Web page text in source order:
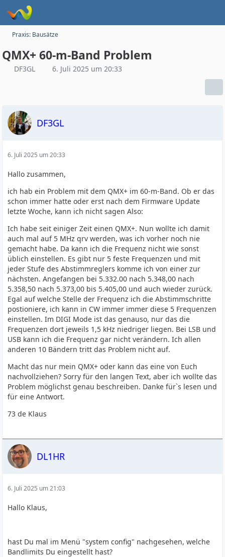
Praxis: Bausätze
QMX+ 60-m-Band Problem
DF3GL 6. Juli 2025 um 20:33
DF3GL
6. Juli 2025 um 20:33
Hallo zusammen,
ich hab ein Problem mit dem QMX+ im 60-m-Band. Ob er das
schon immer hatte oder erst nach dem Firmware Update
letzte Woche, kann ich nicht sagen Also:
Ich habe seit einiger Zeit einen QMX+. Nun wollte ich damit
auch mal auf 5 MHz qrv werden, was ich vorher noch nie
gemacht habe. Da kann ich die Frequenz nicht wie sonst
üblich einstellen. Es gibt nur 5 feste Frequenzen und mit
jeder Stufe des Abstimmreglers komme ich von einer zur
nächsten. Angefangen bei 5.332.00 nach 5.348,00 nach
5.358,50 nach 5.373,00 bis 5.405,00 und auch wieder zurück.
Egal auf welche Stelle der Frequenz ich die Abstimmschritte
postioniere, ich kann in CW immer immer diese 5 Frequenzen
einstellen. Im DIGI Mode ist das genauso, nur das die
Frequenzen dort jeweils 1,5 kHz niedriger liegen. Bei LSB und
USB kann ich die Frequenz gar nicht verändern. Ich allen
anderen 10 Bändern tritt das Problem nicht auf.
Macht das nur mein QMX+ oder kann das eine von Euch
nachvollziehen? Sorry für den langen Text, aber ich wollte das
Problem möglichst genau beschreiben. Danke für`s lesen und
für eine Antwort.
73 de Klaus
DL1HR
6. Juli 2025 um 21:03
Hallo Klaus,
hast Du mal im Menü "system config" nachgesehen, welche
Bandlimits Du eingestellt hast?